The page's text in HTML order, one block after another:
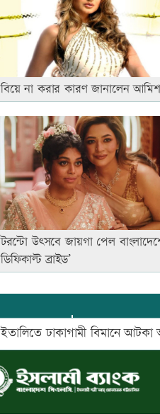
বিয়ে না করার কারণ জানালেন
টরন্টো উৎসবে জায়গা পেল
ডিফিকাল্ট ব্রাইড’
সি-
শহীদ সৈয়দ
ঢাকাগামী বিমানে আটকা